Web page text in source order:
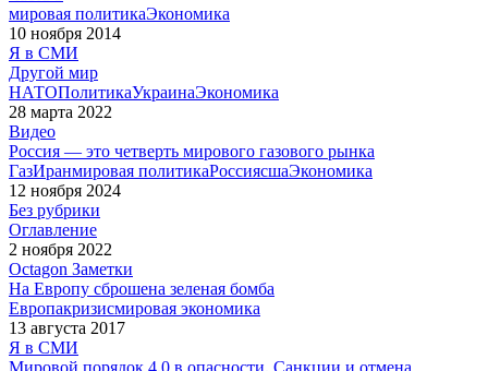
мировая политикаЭкономика
10 ноября 2014
Я в СМИ
Другой мир
НАТОПолитикаУкраинаЭкономика
28 марта 2022
Видео
Россия — это четверть мирового газового рынка
ГазИранмировая политикаРоссиясшаЭкономика
12 ноября 2024
Без рубрики
Оглавление
2 ноября 2022
Octagon Заметки
На Европу сброшена зеленая бомба
Европакризисмировая экономика
13 августа 2017
Я в СМИ
Мировой порядок 4.0 в опасности. Санкции и отмена